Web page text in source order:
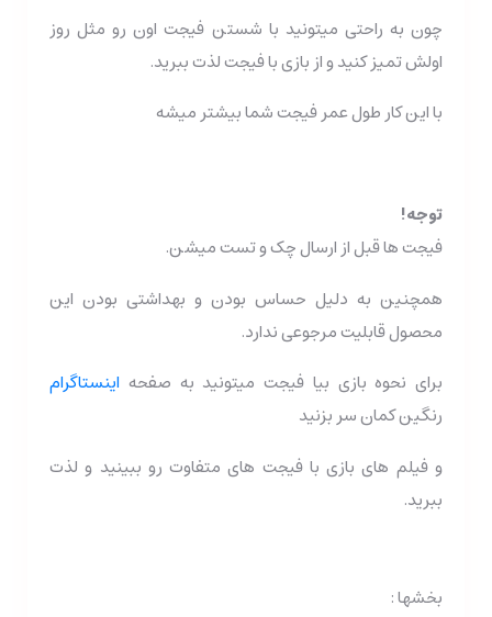
چون به راحتی میتونید با شستن فیجت اون رو مثل روز
اولش تمیز کنید و از بازی با فیجت لذت ببرید.
با این کار طول عمر فیجت شما بیشتر میشه
توجه!
فیجت ها قبل از ارسال چک و تست میشن.
همچنین به دلیل حساس بودن و بهداشتی بودن این
محصول قابلیت مرجوعی ندارد.
برای نحوه بازی بیا فیجت میتونید به صفحه اینستاگرام
رنگین کمان سر بزنید
و فیلم های بازی با فیجت های متفاوت رو ببینید و لذت
ببرید.
بخشها :